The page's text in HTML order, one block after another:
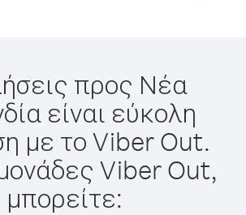
προς Νέα
είναι εύκολη
με το Viber Out.
Viber Out,
μπορείτε: